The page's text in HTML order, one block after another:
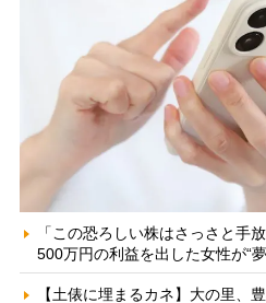
「この恐ろしい株はさっさと手
500万円の利益を出した女性が“
【土俵に埋まるカネ】大の里、